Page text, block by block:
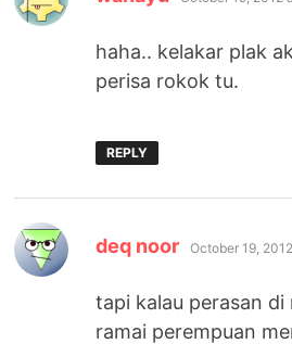
haha.. kelakar plak
perisa rokok tu.
REPLY
deq noor says:
October 19,
tapi kalau perasan di
ramai perempuan